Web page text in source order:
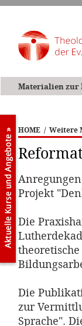
Materialien zur
HOME / Weitere
Projekt
Die
Die
zur
Sprache".